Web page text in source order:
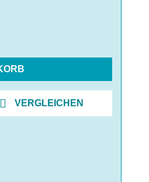
VERGLEICHEN